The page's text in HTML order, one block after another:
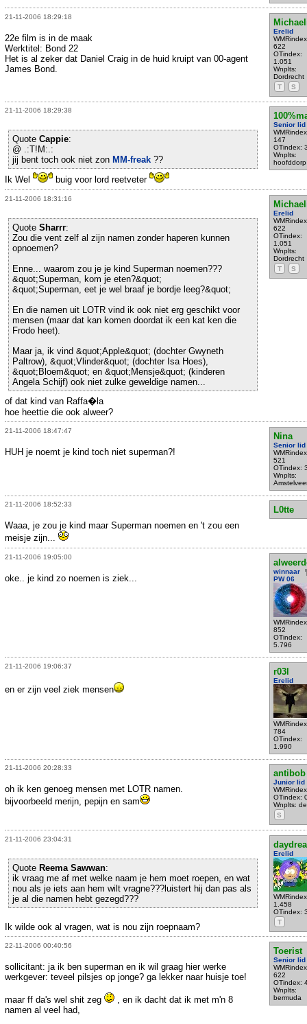
21-11-2006 18:29:18
Erelid
622
OTindex:
1.051
Wnplts:
Dordrecht
T
S
22e film is in de maak
Werktitel: Bond 22
Het is al zeker dat Daniel Craig in de huid kruipt van 00-agent
James Bond.
21-11-2006 18:29:38
Senior lid
147
OTindex:
Wnplts:
hoofddorp
Quote Cappie:
@ .:T!M:.:
jij bent toch ook niet zon MM-freak ??
Ik Wel
buig voor lord reetveter
21-11-2006 18:31:16
Erelid
622
OTindex:
1.051
Wnplts:
Dordrecht
T
S
Quote Sharrr:
Zou die vent zelf al zijn namen zonder haperen kunnen
opnoemen?
Enne... waarom zou je je kind Superman noemen???
&quot;Superman, kom je eten?&quot;
&quot;Superman, eet je wel braaf je bordje leeg?&quot;
En die namen uit LOTR vind ik ook niet erg geschikt voor
mensen (maar dat kan komen doordat ik een kat ken die
Frodo heet).
Maar ja, ik vind &quot;Apple&quot; (dochter Gwyneth
Paltrow), &quot;Vlinder&quot; (dochter Isa Hoes),
&quot;Bloem&quot; en &quot;Mensje&quot; (kinderen
Angela Schijf) ook niet zulke geweldige namen...
of dat kind van Raffa�la
hoe heettie die ook alweer?
21-11-2006 18:47:47
Nina
Senior lid
521
OTindex:
Wnplts:
HUH je noemt je kind toch niet superman?!
21-11-2006 18:52:33
L0tte
Waaa, je zou je kind maar Superman noemen en 't zou een
meisje zijn...
21-11-2006 19:05:00
winnaar
PW 06
852
OTindex:
5.796
oke.. je kind zo noemen is ziek...
21-11-2006 19:06:37
r03l
Erelid
784
OTindex:
1.990
en er zijn veel ziek mensen
21-11-2006 20:28:33
antibob
Junior lid
OTindex:
Wnplts:
S
oh ik ken genoeg mensen met LOTR namen.
bijvoorbeeld merijn, pepijn en sam
21-11-2006 23:04:31
Erelid
1.458
OTindex:
T
Quote Reema Sawwan:
ik vraag me af met welke naam je hem moet roepen, en wat
nou als je iets aan hem wilt vragne???luistert hij dan pas als
je al die namen hebt gezegd???
Ik wilde ook al vragen, wat is nou zijn roepnaam?
22-11-2006 00:40:56
Toerist
Senior lid
622
OTindex:
Wnplts:
bermuda
sollicitant: ja ik ben superman en ik wil graag hier werke
werkgever: teveel pilsjes op jonge? ga lekker naar huisje toe!
maar ff da's wel shit zeg
, en ik dacht dat ik met m'n 8
namen al veel had,